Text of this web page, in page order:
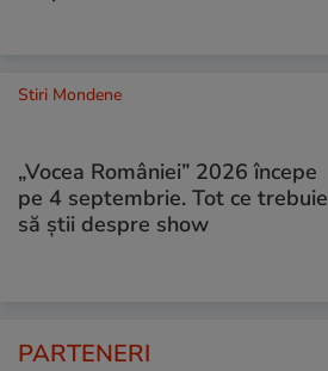
Stiri Mondene
„Vocea României” 2026 începe
pe 4 septembrie. Tot ce trebuie
să știi despre show
PARTENERI